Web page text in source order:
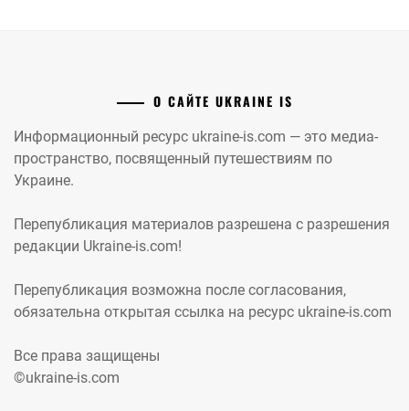
О САЙТЕ UKRAINE IS
Информационный ресурс ukraine-is.com — это медиа-
пространство, посвященный путешествиям по
Украине.
Перепубликация материалов разрешена с разрешения
редакции Ukraine-is.com!
Перепубликация возможна после согласования,
обязательна открытая ссылка на ресурс ukraine-is.com
Все права защищены
©ukraine-is.com